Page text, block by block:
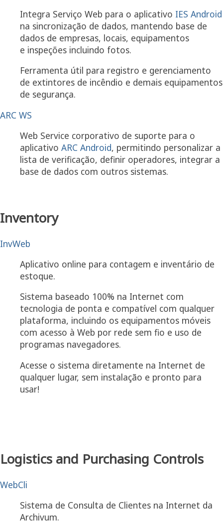
Integra Serviço Web para o aplicativo IES Android
na sincronização de dados, mantendo base de
dados de empresas, locais, equipamentos
e inspeções incluindo fotos.
Ferramenta útil para registro e gerenciamento
de extintores de incêndio e demais equipamentos
de segurança.
ARC WS
Web Service corporativo de suporte para o
aplicativo ARC Android, permitindo personalizar a
lista de verificação, definir operadores, integrar a
base de dados com outros sistemas.
Inventory
InvWeb
Aplicativo online para contagem e inventário de
estoque.
Sistema baseado 100% na Internet com
tecnologia de ponta e compatível com qualquer
plataforma, incluindo os equipamentos móveis
com acesso à Web por rede sem fio e uso de
programas navegadores.
Acesse o sistema diretamente na Internet de
qualquer lugar, sem instalação e pronto para
usar!
Logistics and Purchasing Controls
WebCli
Sistema de Consulta de Clientes na Internet da
Archivum.